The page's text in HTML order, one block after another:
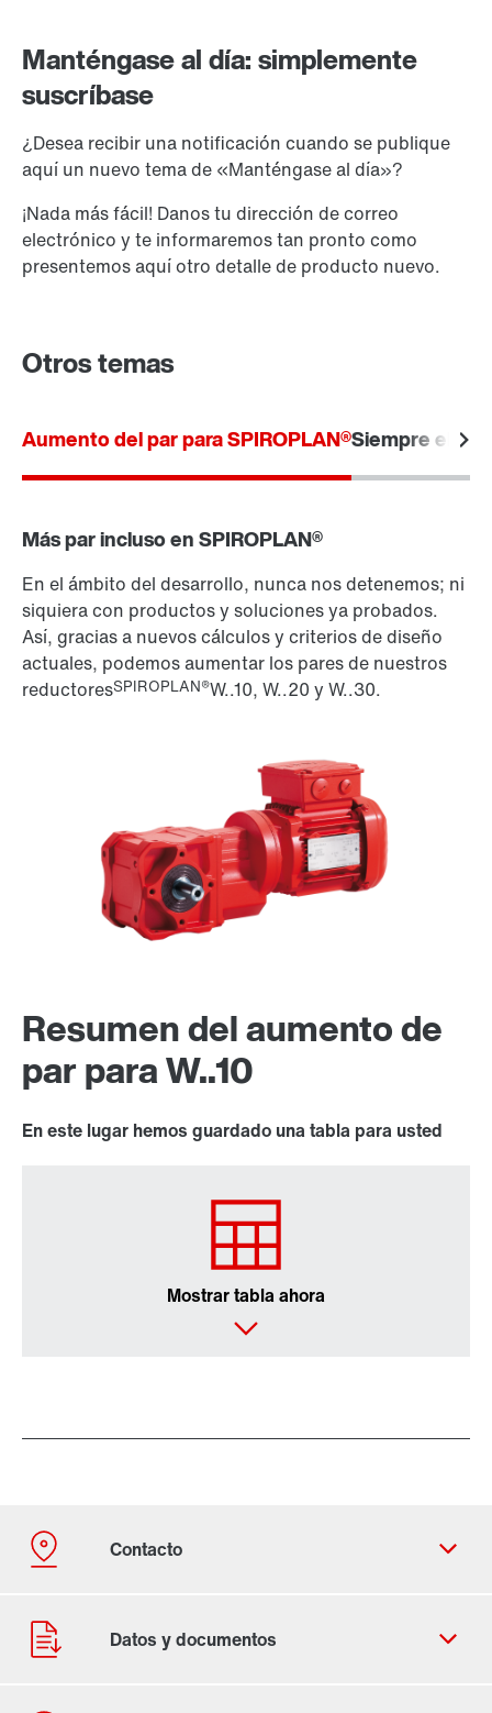
Manténgase al día: simplemente
suscríbase
¿Desea recibir una notificación cuando se publique
aquí un nuevo tema de «Manténgase al día»?
¡Nada más fácil! Danos tu dirección de correo
electrónico y te informaremos tan pronto como
presentemos aquí otro detalle de producto nuevo.
Otros temas
Aumento del par para SPIROPLAN®Siempre el
Más par incluso en SPIROPLAN®
En el ámbito del desarrollo, nunca nos detenemos; ni
siquiera con productos y soluciones ya probados.
Así, gracias a nuevos cálculos y criterios de diseño
actuales, podemos aumentar los pares de nuestros
reductoresSPIROPLAN®W..10, W..20 y W..30.
Resumen del aumento de
par para W..10
En este lugar hemos guardado una tabla para usted
Mostrar tabla ahora